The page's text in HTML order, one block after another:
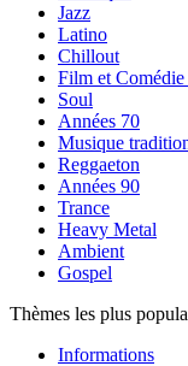
Jazz
Latino
Chillout
Film et Comédie
Soul
Années 70
Musique
Reggaeton
Années 90
Trance
Heavy Metal
Ambient
Gospel
Thèmes les plus
Informations